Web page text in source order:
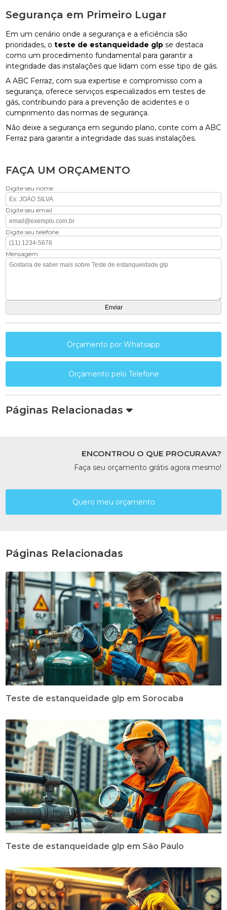
Segurança em Primeiro Lugar
Em um cenário onde a segurança e a eficiência são
prioridades, oteste de estanqueidade glp se destaca
como um procedimento fundamental para garantir a
integridade das instalações que lidam com esse tipo de gás.
A ABC Ferraz, com sua expertise e compromisso com a
segurança, oferece serviços especializados em testes de
gás, contribuindo para a prevenção de acidentes e o
cumprimento das normas de segurança.
Não deixe a segurança em segundo plano, conte com a ABC
Ferraz para garantir a integridade das suas instalações.
FAÇA UM ORÇAMENTO
Digite seu nome
Digite seu email
Digite seu telefone
Mensagem
Orçamento por Whatsapp
Orçamento pelo Telefone
Páginas Relacionadas
ENCONTROU O QUE PROCURAVA?
Faça seu orçamento grátis agora mesmo!
Quero meu orçamento
Páginas Relacionadas
Teste de estanqueidade glp em Sorocaba
Teste de estanqueidade glp em São Paulo